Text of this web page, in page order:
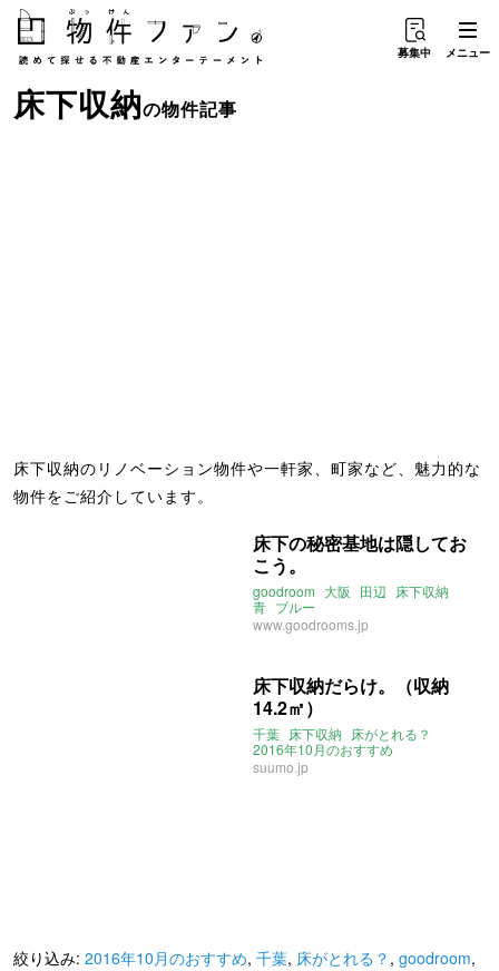
募集中 メニュー
床下収納の物件記事
床下収納のリノベーション物件や一軒家、町家など、魅力的な
物件をご紹介しています。
床下の秘密基地は隠してお
こう。
goodroom 大阪 田辺 床下収納
青 ブルー
www.goodrooms.jp
床下収納だらけ。（収納
14.2㎡）
千葉 床下収納 床がとれる？
2016年10月のおすすめ
suumo.jp
絞り込み: 2016年10月のおすすめ, 千葉, 床がとれる？ , goodroom,